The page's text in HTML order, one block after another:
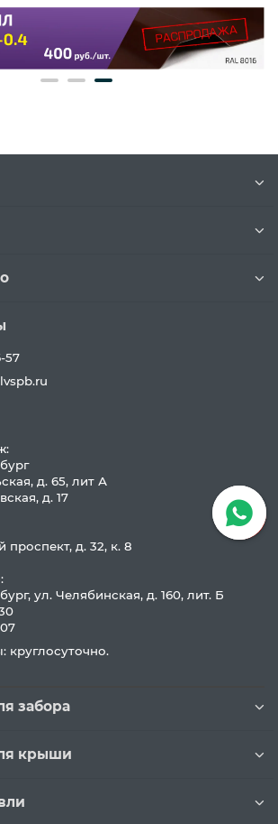
57
д. 65, лит А
д. 17
проспект, д. 32, к. 8
ул. Челябинская, д. 160, лит. Б
круглосуточно.
забора
крыши